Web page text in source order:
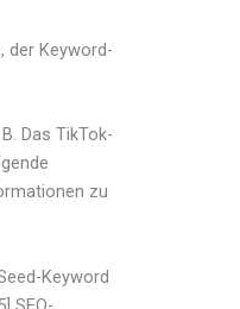
der Keyword-
Das TikTok-
zu
Keyword